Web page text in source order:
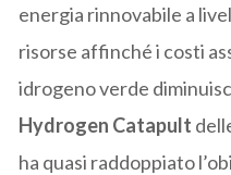
energia rinnovabile a
risorse affinché i costi
idrogeno verde
Hydrogen Catapult
ha quasi raddoppiato